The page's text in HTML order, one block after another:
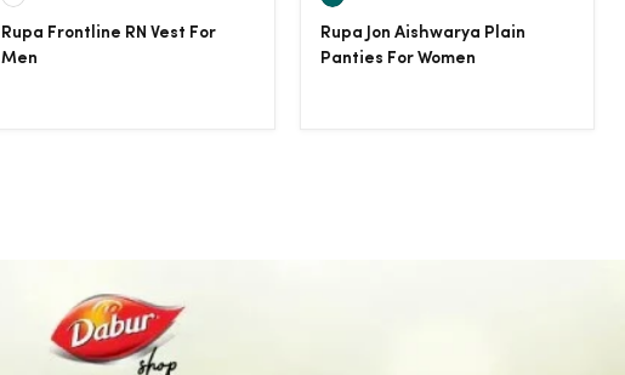
Rupa Frontline RN Vest For
Men
Rupa Jon Aishwarya Plain
Panties For Women